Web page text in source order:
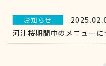
お知らせ
河津桜期間中のメニューに